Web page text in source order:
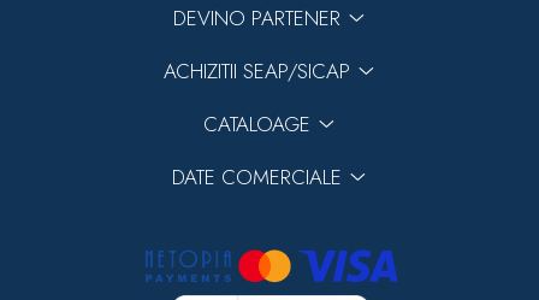
DEVINO PARTENER
ACHIZITII SEAP/SICAP
CATALOAGE
DATE COMERCIALE